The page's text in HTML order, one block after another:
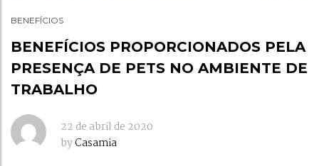
BENEFÍCIOS
BENEFÍCIOS PROPORCIONADOS PELA
PRESENÇA DE PETS NO AMBIENTE DE
TRABALHO
22 de abril de 2020
byCasamia